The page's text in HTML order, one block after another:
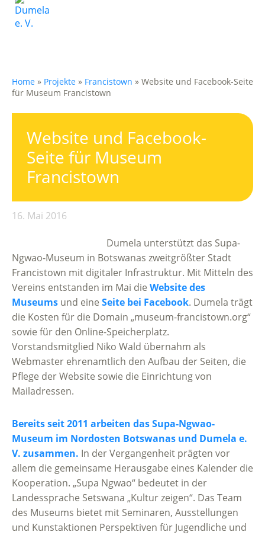
Home » Projekte » Francistown » Website und Facebook-Seite
für Museum Francistown
Website und Facebook-
Seite für Museum
Francistown
16. Mai 2016
Dumela unterstützt das Supa-
Ngwao-Museum in Botswanas zweitgrößter Stadt
Francistown mit digitaler Infrastruktur. Mit Mitteln des
Vereins entstanden im Mai die Website des
Museums und eine Seite bei Facebook. Dumela trägt
die Kosten für die Domain „museum-francistown.org“
sowie für den Online-Speicherplatz.
Vorstandsmitglied Niko Wald übernahm als
Webmaster ehrenamtlich den Aufbau der Seiten, die
Pflege der Website sowie die Einrichtung von
Mailadressen.
Bereits seit 2011 arbeiten das Supa-Ngwao-
Museum im Nordosten Botswanas und Dumela e.
V. zusammen. In der Vergangenheit prägten vor
allem die gemeinsame Herausgabe eines Kalender die
Kooperation. „Supa Ngwao“ bedeutet in der
Landessprache Setswana „Kultur zeigen“. Das Team
des Museums bietet mit Seminaren, Ausstellungen
und Kunstaktionen Perspektiven für Jugendliche und